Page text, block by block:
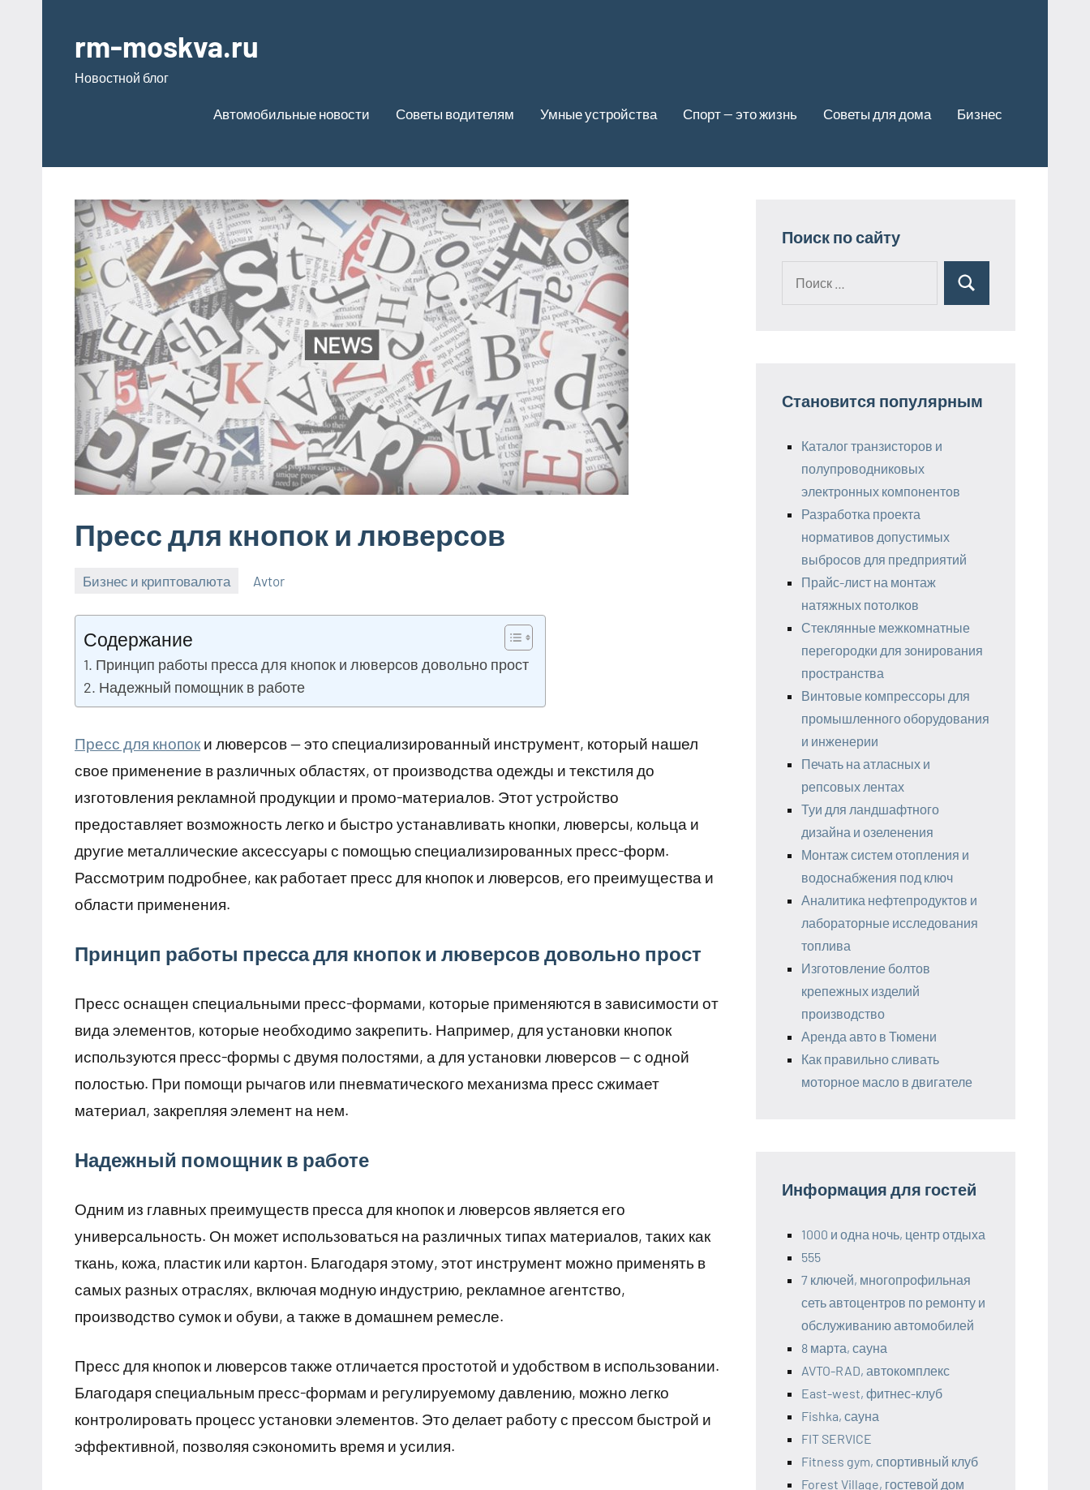
содержимому
rm-moskva.ru
Новостной блог
Автомобильные новости Советы водителям Умные устройства Спорт — это жизнь Советы для дома Бизнес
Пресс для кнопок и люверсов
Бизнес и криптовалюта
мая
2024
Avtor
комментариев
Содержание
Принцип работы пресса для кнопок и люверсов довольно прост
Надежный помощник в работе
Пресс для кнопок и люверсов — это специализированный инструмент, который нашел
свое применение в различных областях, от производства одежды и текстиля до
изготовления рекламной продукции и промо-материалов. Этот устройство
предоставляет возможность легко и быстро устанавливать кнопки, люверсы, кольца и
другие металлические аксессуары с помощью специализированных пресс-форм.
Рассмотрим подробнее, как работает пресс для кнопок и люверсов, его преимущества и
области применения.
Принцип работы пресса для кнопок и люверсов довольно прост
Пресс оснащен специальными пресс-формами, которые применяются в зависимости от
вида элементов, которые необходимо закрепить. Например, для установки кнопок
используются пресс-формы с двумя полостями, а для установки люверсов — с одной
полостью. При помощи рычагов или пневматического механизма пресс сжимает
материал, закрепляя элемент на нем.
Надежный помощник в работе
Одним из главных преимуществ пресса для кнопок и люверсов является его
универсальность. Он может использоваться на различных типах материалов, таких как
ткань, кожа, пластик или картон. Благодаря этому, этот инструмент можно применять в
самых разных отраслях, включая модную индустрию, рекламное агентство,
производство сумок и обуви, а также в домашнем ремесле.
Пресс для кнопок и люверсов также отличается простотой и удобством в использовании.
Благодаря специальным пресс-формам и регулируемому давлению, можно легко
контролировать процесс установки элементов. Это делает работу с прессом быстрой и
эффективной, позволяя сэкономить время и усилия.
Поиск по сайту
Поиск
Становится популярным
Каталог транзисторов и
полупроводниковых
электронных компонентов
Разработка проекта
нормативов допустимых
выбросов для предприятий
Прайс-лист на монтаж
натяжных потолков
Стеклянные межкомнатные
перегородки для зонирования
пространства
Винтовые компрессоры для
промышленного оборудования
и инженерии
Печать на атласных и
репсовых лентах
Туи для ландшафтного
дизайна и озеленения
Монтаж систем отопления и
водоснабжения под ключ
Аналитика нефтепродуктов и
лабораторные исследования
топлива
Изготовление болтов
крепежных изделий
производство
Аренда авто в Тюмени
Как правильно сливать
моторное масло в двигателе
Информация для гостей
1000 и одна ночь, центр отдыха
555
7 ключей, многопрофильная
сеть автоцентров по ремонту и
обслуживанию автомобилей
8 марта, сауна
AVTO-RAD, автокомплекс
East-west, фитнес-клуб
Fishka, сауна
FIT SERVICE
Fitness gym, спортивный клуб
Forest Village, гостевой дом